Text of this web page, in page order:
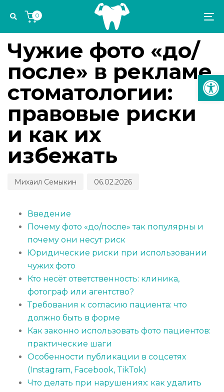
links
navigation
Skip
content
0
IN:
УПРАВЛЕНИЕ СТОМАТОЛОГИЧЕСКОЙ ПРАКТИКОЙ
Чужие фото «до/
после» в рекламе
стоматологии:
правовые риски
и как их
избежать
Михаил Семыкин
on:
06.02.2026
Введение
Почему фото «до/после» так популярны и
почему они несут риск
Юридические риски при использовании
чужих фото
Кто несёт ответственность: клиника,
фотограф или агентство?
Требования к согласию пациента: что
должно быть в форме
Как законно использовать фото пациентов:
практические шаги
Особенности публикации в соцсетях
(Instagram, Facebook, TikTok)
Что делать при нарушениях: как удалить